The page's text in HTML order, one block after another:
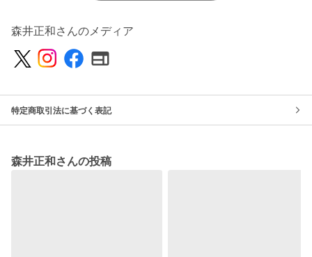
森井正和さんのメディア
特定商取引法に基づく表記
森井正和さんの投稿